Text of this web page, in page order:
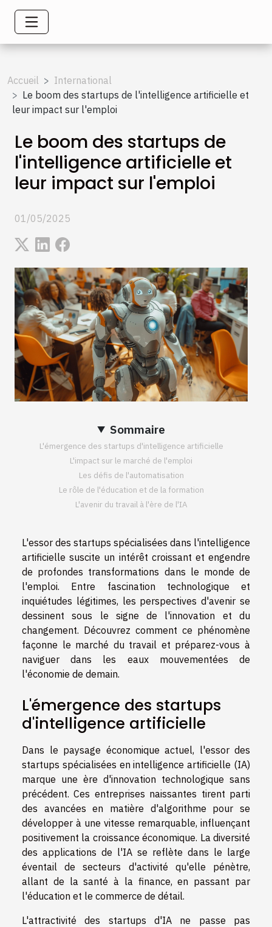
Accueil
International
Le boom des startups de l'intelligence artificielle et
leur impact sur l'emploi
Le boom des startups de
l'intelligence artificielle et
leur impact sur l'emploi
01/05/2025
Sommaire
L'émergence des startups d'intelligence artificielle
L'impact sur le marché de l'emploi
Les défis de l'automatisation
Le rôle de l'éducation et de la formation
L'avenir du travail à l'ère de l'IA
L'essor des startups spécialisées dans l'intelligence
artificielle suscite un intérêt croissant et engendre
de profondes transformations dans le monde de
l'emploi. Entre fascination technologique et
inquiétudes légitimes, les perspectives d'avenir se
dessinent sous le signe de l'innovation et du
changement. Découvrez comment ce phénomène
façonne le marché du travail et préparez-vous à
naviguer dans les eaux mouvementées de
l'économie de demain.
L'émergence des startups
d'intelligence artificielle
Dans le paysage économique actuel, l'essor des
startups spécialisées en intelligence artificielle (IA)
marque une ère d'innovation technologique sans
précédent. Ces entreprises naissantes tirent parti
des avancées en matière d'algorithme pour se
développer à une vitesse remarquable, influençant
positivement la croissance économique. La diversité
des applications de l'IA se reflète dans le large
éventail de secteurs d'activité qu'elle pénètre,
allant de la santé à la finance, en passant par
l'éducation et le commerce de détail.
L'attractivité des startups d'IA ne passe pas